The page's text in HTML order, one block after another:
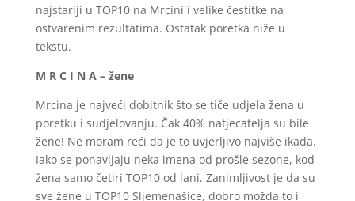
najstariji u TOP10 na Mrcini i velike čestitke na
ostvarenim rezultatima. Ostatak poretka niže u
tekstu.
M R C I N A – žene
Mrcina je najveći dobitnik što se tiče udjela žena u
poretku i sudjelovanju. Čak 40% natjecatelja su bile
žene! Ne moram reći da je to uvjerljivo najviše ikada.
Iako se ponavljaju neka imena od prošle sezone, kod
žena samo četiri TOP10 od lani. Zanimljivost je da su
sve žene u TOP10 Sljemenašice, dobro možda to i